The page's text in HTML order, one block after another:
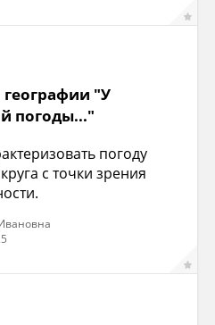
"У
погоды..."
погоду
с точки зрения